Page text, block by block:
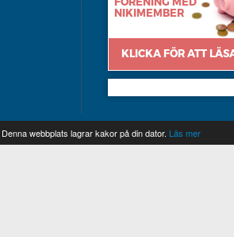
Denna webbplats lagrar kakor på din dator. Läs mer